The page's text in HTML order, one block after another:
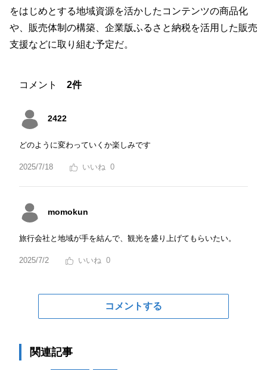
をはじめとする地域資源を活かしたコンテンツの商品化
や、販売体制の構築、企業版ふるさと納税を活用した販売
支援などに取り組む予定だ。
コメント 2件
2422
どのように変わっていくか楽しみです
2025/7/18 0
momokun
旅行会社と地域が手を結んで、観光を盛り上げてもらいたい。
2025/7/2 0
コメントする
関連記事